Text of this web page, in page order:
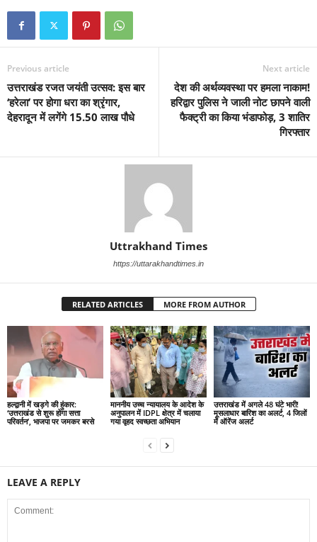
Previous article
उत्तराखंड रजत जयंती उत्सव: इस बार
‘हरेला’ पर होगा धरा का श्रृंगार,
देहरादून में लगेंगे 15.50 लाख पौधे
Next article
देश की अर्थव्यवस्था पर हमला नाकाम!
हरिद्वार पुलिस ने जाली नोट छापने वाली
फैक्ट्री का किया भंडाफोड़, 3 शातिर
गिरफ्तार
Uttrakhand Times
https://uttarakhandtimes.in
RELATED ARTICLES MORE FROM AUTHOR
हल्द्वानी में खड़गे की हुंकार:
‘उत्तराखंड से शुरू होगा सत्ता
परिवर्तन’, भाजपा पर जमकर बरसे
माननीय उच्च न्यायालय के आदेश के
अनुपालन में IDPL क्षेत्र में चलाया
गया वृहद स्वच्छता अभियान
उत्तराखंड में अगले 48 घंटे भारी!
मूसलाधार बारिश का अलर्ट, 4 जिलों
में ऑरेंज अलर्ट
LEAVE A REPLY